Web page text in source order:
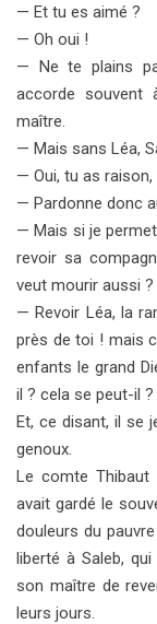
— Et tu es aimé ?
— Oh oui !
— Ne te plains
accorde souvent
maître.
— Mais sans Léa,
— Oui, tu as
— Pardonne donc
— Mais si je
revoir sa
veut mourir aussi ?
— Revoir Léa, la
près de toi ! mais
enfants le grand
il ? cela se peut-il
Et, ce disant, il se
genoux.
Le comte
avait gardé le
douleurs du
liberté à Saleb,
son maître de
leurs jours.